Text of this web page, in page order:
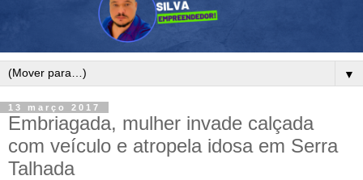
▼
13 março 2017
Embriagada, mulher invade calçada
com veículo e atropela idosa em Serra
Talhada